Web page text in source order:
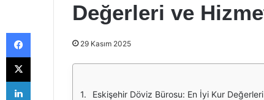
Değerleri ve
29 Kasım 2025
Eskişehir Döviz Bürosu: En İyi Kur
Facebook
X
LinkedIn